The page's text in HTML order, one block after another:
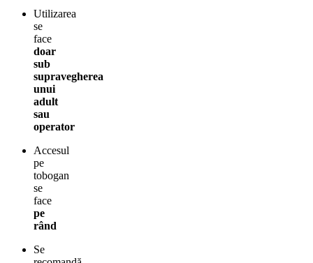
Utilizarea
se
face
doar
sub
supravegherea
unui
adult
sau
operator
Accesul
pe
tobogan
se
face
pe
rând
Se